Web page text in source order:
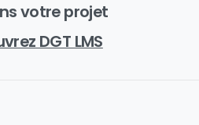
votre projet
DGT LMS